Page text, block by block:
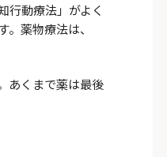
行動療法」がよく
薬物療法は、
あくまで薬は最後